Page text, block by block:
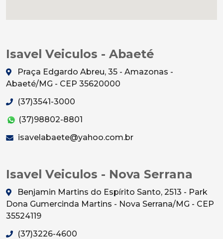
Isavel Veiculos - Abaeté
Praça Edgardo Abreu, 35 - Amazonas -
Abaeté/MG - CEP 35620000
(37)3541-3000
(37)98802-8801
isavelabaete@yahoo.com.br
Isavel Veiculos - Nova Serrana
Benjamin Martins do Espírito Santo, 2513 - Park
Dona Gumercinda Martins - Nova Serrana/MG - CEP
35524119
(37)3226-4600